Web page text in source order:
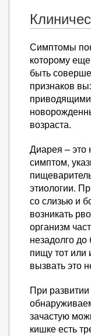
Симптомы
которому
быть
признаков
приводящими
возраста.
Диарея – это
симптом,
этиологии.
со слизью и
возникать
организм
незадолго
пищу тот или
вызвать это
При
зачастую
кишке есть